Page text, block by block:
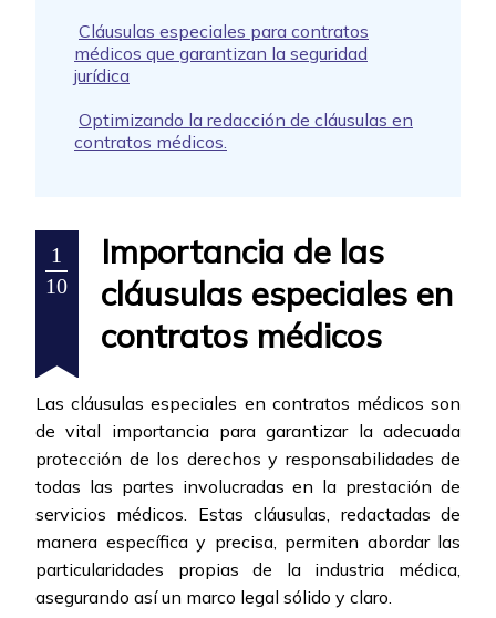
Cláusulas especiales para contratos
médicos que garantizan la seguridad
jurídica
Optimizando la redacción de cláusulas en
contratos médicos.
1
10
Importancia de las
cláusulas especiales en
contratos médicos
Las cláusulas especiales en contratos médicos son
de vital importancia para garantizar la adecuada
protección de los derechos y responsabilidades de
todas las partes involucradas en la prestación de
servicios médicos. Estas cláusulas, redactadas de
manera específica y precisa, permiten abordar las
particularidades propias de la industria médica,
asegurando así un marco legal sólido y claro.